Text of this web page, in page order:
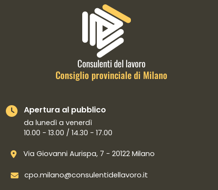
Informazioni di contatto e link
Consulenti del lavoro
Consiglio provinciale di Milano
Apertura al pubblico
da lunedì a venerdì
10.00 - 13.00 / 14.30 - 17.00
Via Giovanni Aurispa, 7 - 20122 Milano
cpo.milano@consulentidellavoro.it